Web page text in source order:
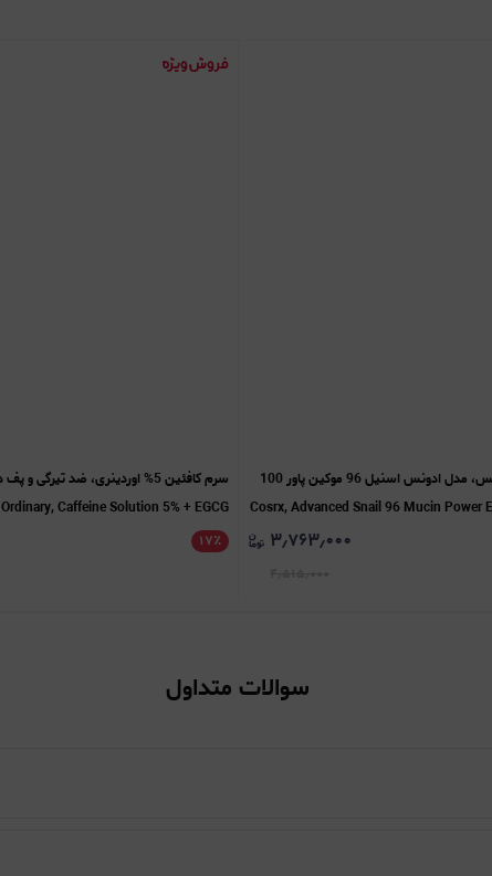
اسنس حلزون کوزارکس، مدل ادونس اسنیل 96 موکین پاور 100
۳٫۷۶۳٫۰۰۰
Ordinary, Caffeine Solution 5% + EGCG
۱۷٪
سوالات متداول